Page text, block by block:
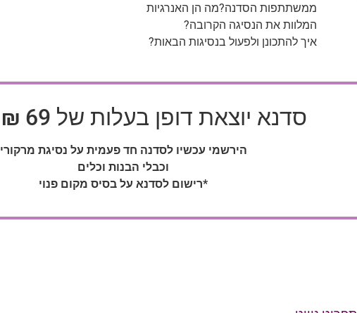
ממשתתפות הסדנה?מה הן האנרגיות
המלוות את הנסיגה הקרובה?
איך להתכונן ולפעול בנסיגות הבאות?
סדנא יוצאת דופן בעלות של 69 ₪ בלבד!
הירשמי עכשיו לסדנה חד פעמית על נסיגת מרקורי
וכבלי הבנות וכלים
*רישום לסדנא על בסיס מקום פנוי